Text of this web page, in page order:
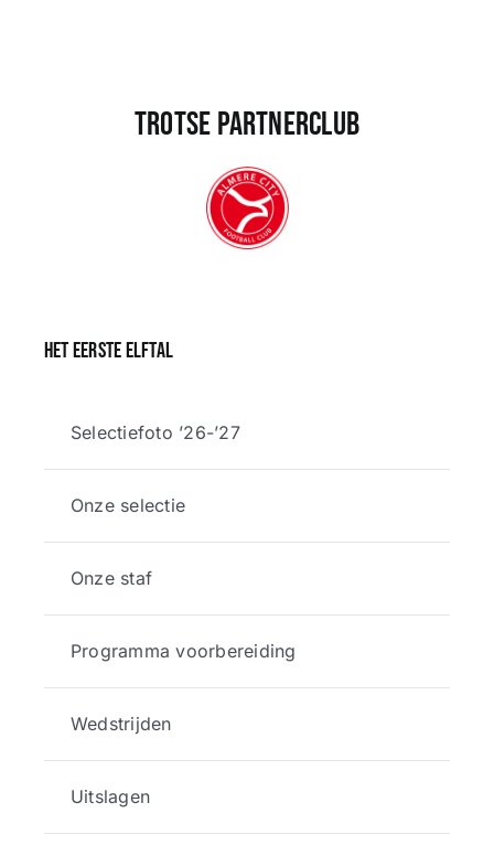
Trotse partnerclub
Het eerste elftal
Selectiefoto ’26-’27
Onze selectie
Onze staf
Programma voorbereiding
Wedstrijden
Uitslagen